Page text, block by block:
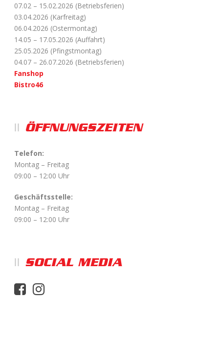
07.02 – 15.02.2026 (Betriebsferien)
03.04.2026 (Karfreitag)
06.04.2026 (Ostermontag)
14.05 – 17.05.2026 (Auffahrt)
25.05.2026 (Pfingstmontag)
04.07 – 26.07.2026 (Betriebsferien)
Fanshop
Bistro46
ÖFFNUNGSZEITEN
Telefon:
Montag – Freitag
09:00 – 12:00 Uhr
Geschäftsstelle:
Montag – Freitag
09:00 – 12:00 Uhr
SOCIAL MEDIA